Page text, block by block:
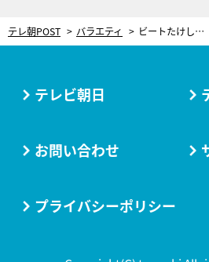
テレ朝POST バラエティ ビートたけし、驚愕！“脳に潜入する”ブレインダイバーの登場に「いろいろマズイことバレちゃう…」
テレビ朝日
お問い合わせ
プライバシーポリシー